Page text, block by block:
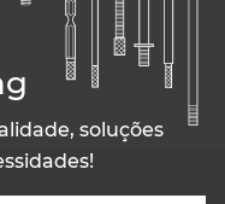
soluções